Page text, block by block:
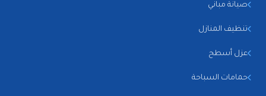
صيانة مباني
تنظيف المنازل
عزل أسطح
حمامات السباحة